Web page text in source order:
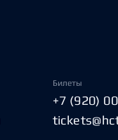
Билеты
+7 (920)